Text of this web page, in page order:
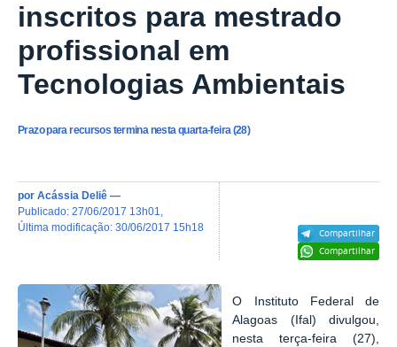
inscritos para mestrado
profissional em
Tecnologias Ambientais
Prazo para recursos termina nesta quarta-feira (28)
Compartilhar
Compartilhar
por Acássia Deliê —
publicado: 27/06/2017 13h01
última modificação: 30/06/2017 15h18
O Instituto Federal de
Alagoas (Ifal) divulgou,
nesta terça-feira (27),